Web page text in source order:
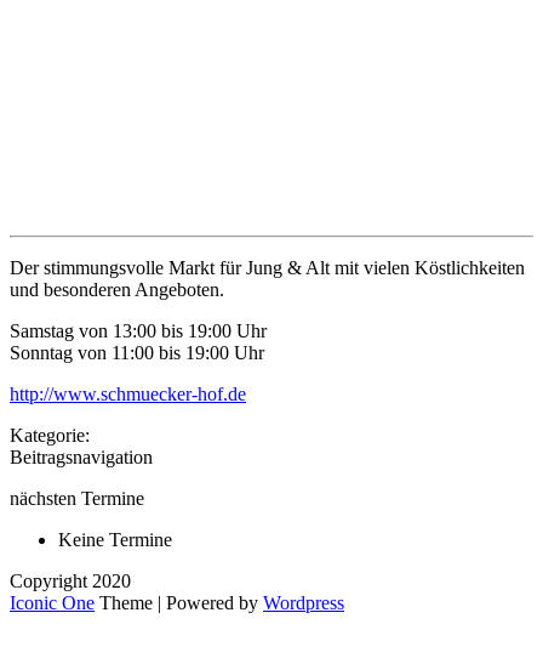
Der stimmungsvolle Markt für Jung & Alt mit vielen Köstlichkeiten
und besonderen Angeboten.
Samstag von 13:00 bis 19:00 Uhr
Sonntag von 11:00 bis 19:00 Uhr
http://www.schmuecker-hof.de
Kategorie:
Beitragsnavigation
nächsten Termine
Keine Termine
Copyright 2020
Iconic One Theme | Powered by Wordpress